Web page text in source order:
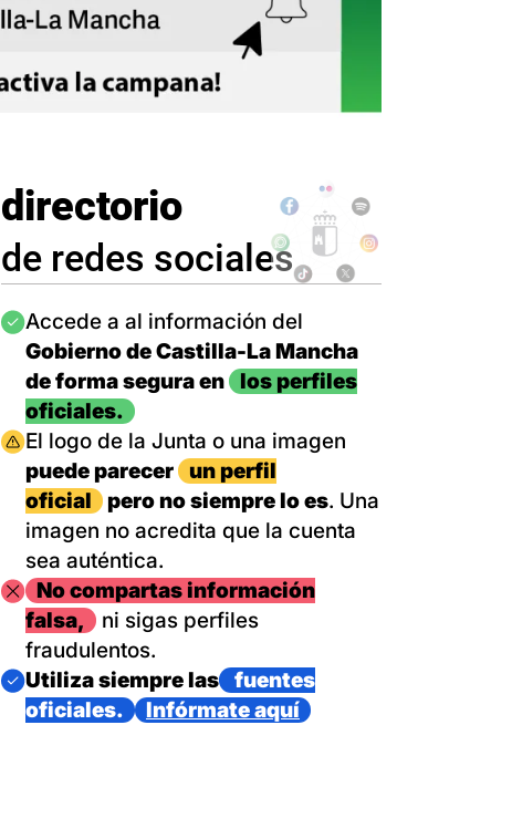
directorio
de redes sociales
Imagen
Accede a al información del
Gobierno de Castilla-La Mancha
de forma segura en
los perfiles
oficiales.
Imagen
El logo de la Junta o una imagen
puede parecer
un perfil
oficial
pero no siempre lo es. Una
imagen no acredita que la cuenta
sea auténtica.
ImagenNo compartas información
falsa,
ni sigas perfiles
fraudulentos.
Imagen
Utiliza siempre las
fuentes
oficiales.
Infórmate aquí